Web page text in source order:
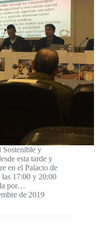
Sostenible y
esta tarde y
en el Palacio de
17:00 y 20:00
por…
de 2019